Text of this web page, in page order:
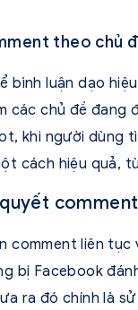
theo chủ
bình luận dạo
các chủ đề đang
khi người dùng
cách hiệu quả,
comment liên
bị Facebook
ra đó chính là